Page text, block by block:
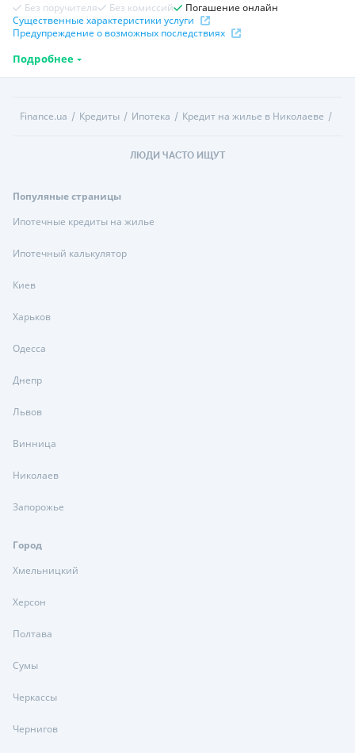
Без поручителя Без комиссий
Погашение онлайн
Существенные характеристики услуги
Предупреждение о возможных последствиях
Подробнее
Finance.ua Кредиты Ипотека Кредит на жилье в Николаеве
ЛЮДИ ЧАСТО ИЩУТ
Популяные страницы
Ипотечные кредиты на жилье
Ипотечный калькулятор
Киев
Харьков
Одесса
Днепр
Львов
Винница
Николаев
Запорожье
Город
Хмельницкий
Херсон
Полтава
Сумы
Черкассы
Чернигов